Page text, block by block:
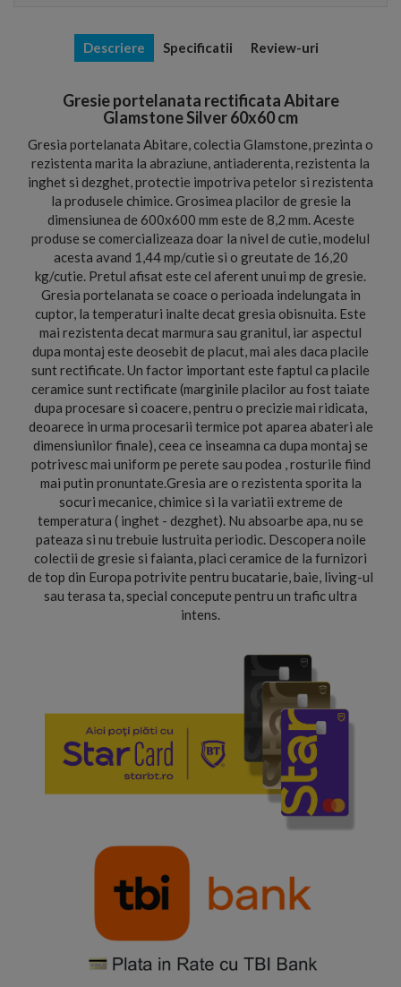
Descriere Specificatii Review-uri
Gresie portelanata rectificata Abitare
Glamstone Silver 60x60 cm
Gresia portelanata Abitare, colectia Glamstone, prezinta o
rezistenta marita la abraziune, antiaderenta, rezistenta la
inghet si dezghet, protectie impotriva petelor si rezistenta
la produsele chimice. Grosimea placilor de gresie la
dimensiunea de 600x600 mm este de 8,2 mm. Aceste
produse se comercializeaza doar la nivel de cutie, modelul
acesta avand 1,44 mp/cutie si o greutate de 16,20
kg/cutie. Pretul afisat este cel aferent unui mp de gresie.
Gresia portelanata se coace o perioada indelungata in
cuptor, la temperaturi inalte decat gresia obisnuita. Este
mai rezistenta decat marmura sau granitul, iar aspectul
dupa montaj este deosebit de placut, mai ales daca placile
sunt rectificate. Un factor important este faptul ca placile
ceramice sunt rectificate (marginile placilor au fost taiate
dupa procesare si coacere, pentru o precizie mai ridicata,
deoarece in urma procesarii termice pot aparea abateri ale
dimensiunilor finale), ceea ce inseamna ca dupa montaj se
potrivesc mai uniform pe perete sau podea , rosturile fiind
mai putin pronuntate.Gresia are o rezistenta sporita la
socuri mecanice, chimice si la variatii extreme de
temperatura ( inghet - dezghet). Nu absoarbe apa, nu se
pateaza si nu trebuie lustruita periodic. Descopera noile
colectii de gresie si faianta, placi ceramice de la furnizori
de top din Europa potrivite pentru bucatarie, baie, living-ul
sau terasa ta, special concepute pentru un trafic ultra
intens.